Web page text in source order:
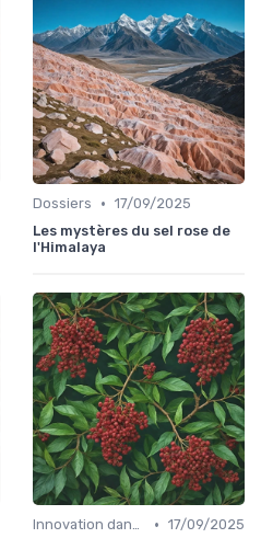
Dossiers • 17/09/2025
Les mystères du sel rose de
l'Himalaya
Innovation dans la food • 17/09/2025